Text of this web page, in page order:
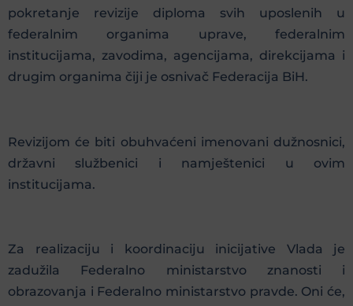
pokretanje revizije diploma svih uposlenih u
federalnim organima uprave, federalnim
institucijama, zavodima, agencijama, direkcijama i
drugim organima čiji je osnivač Federacija BiH.
Revizijom će biti obuhvaćeni imenovani dužnosnici,
državni službenici i namještenici u ovim
institucijama.
Za realizaciju i koordinaciju inicijative Vlada je
zadužila Federalno ministarstvo znanosti i
obrazovanja i Federalno ministarstvo pravde. Oni će,